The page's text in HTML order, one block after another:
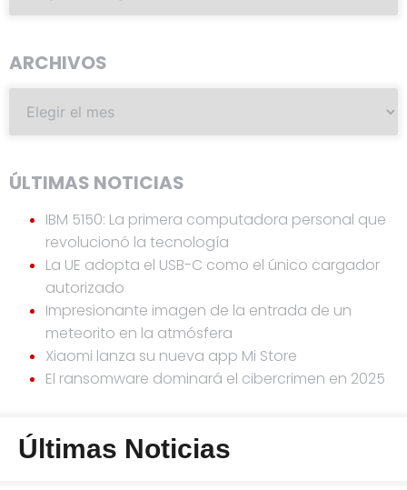
ARCHIVOS
ÚLTIMAS NOTICIAS
IBM 5150: La primera computadora personal que
revolucionó la tecnología
La UE adopta el USB-C como el único cargador
autorizado
Impresionante imagen de la entrada de un
meteorito en la atmósfera
Xiaomi lanza su nueva app Mi Store
El ransomware dominará el cibercrimen en 2025
Últimas Noticias